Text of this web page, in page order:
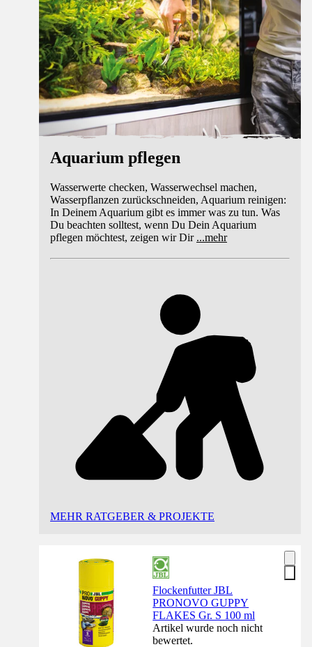
Aquarium pflegen
Wasserwerte checken, Wasserwechsel machen,
Wasserpflanzen zurückschneiden, Aquarium reinigen:
In Deinem Aquarium gibt es immer was zu tun. Was
Du beachten solltest, wenn Du Dein Aquarium
pflegen möchtest, zeigen wir Dir ...mehr
MEHR RATGEBER & PROJEKTE
Flockenfutter JBL
PRONOVO GUPPY
FLAKES Gr. S 100 ml
Artikel wurde noch nicht
bewertet.